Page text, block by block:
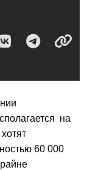
на
60 000